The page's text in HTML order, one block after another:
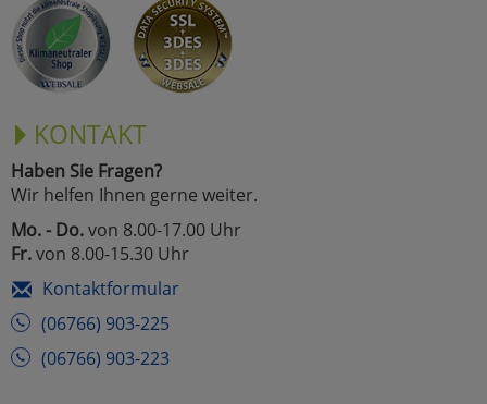
KONTAKT
Haben Sie Fragen?
Wir helfen Ihnen gerne weiter.
Mo. - Do.von 8.00-17.00 Uhr
Fr.von 8.00-15.30 Uhr
Kontaktformular
(06766) 903-225
(06766) 903-223
Marketing
Alle Akzeptieren
Cookies
Einstellungen speichern